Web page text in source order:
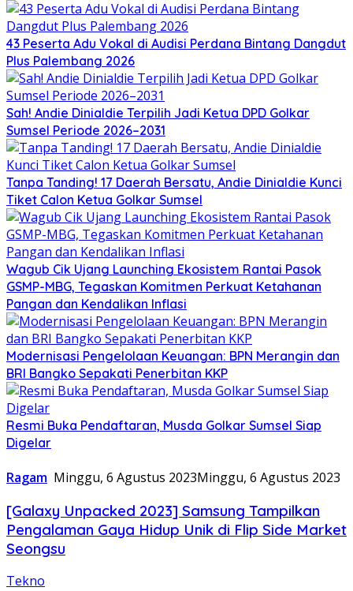
43 Peserta Adu Vokal di Audisi Perdana Bintang Dangdut
Plus Palembang 2026
Sah! Andie Dinialdie Terpilih Jadi Ketua DPD Golkar
Sumsel Periode 2026–2031
Tanpa Tanding! 17 Daerah Bersatu, Andie Dinialdie Kunci
Tiket Calon Ketua Golkar Sumsel
Wagub Cik Ujang Launching Ekosistem Rantai Pasok
GSMP-MBG, Tegaskan Komitmen Perkuat Ketahanan
Pangan dan Kendalikan Inflasi
Modernisasi Pengelolaan Keuangan: BPN Merangin dan
BRI Bangko Sepakati Penerbitan KKP
Resmi Buka Pendaftaran, Musda Golkar Sumsel Siap
Digelar
Ragam Minggu, 6 Agustus 2023Minggu, 6 Agustus 2023
[Galaxy Unpacked 2023] Samsung Tampilkan
Pengalaman Gaya Hidup Unik di Flip Side Market
Seongsu
Tekno